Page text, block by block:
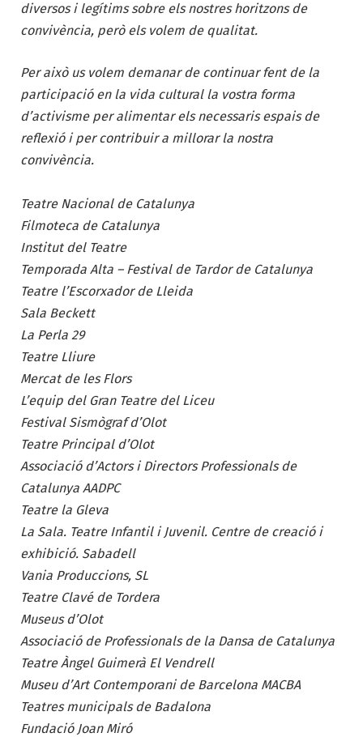
diversos i legítims sobre els nostres horitzons de
convivència, però els volem de qualitat.
Per això us volem demanar de continuar fent de la
participació en la vida cultural la vostra forma
d’activisme per alimentar els necessaris espais de
reflexió i per contribuir a millorar la nostra
convivència.
Teatre Nacional de Catalunya
Filmoteca de Catalunya
Institut del Teatre
Temporada Alta – Festival de Tardor de Catalunya
Teatre l’Escorxador de Lleida
Sala Beckett
La Perla 29
Teatre Lliure
Mercat de les Flors
L’equip del Gran Teatre del Liceu
Festival Sismògraf d’Olot
Teatre Principal d’Olot
Associació d’Actors i Directors Professionals de
Catalunya AADPC
Teatre la Gleva
La Sala. Teatre Infantil i Juvenil. Centre de creació i
exhibició. Sabadell
Vania Produccions, SL
Teatre Clavé de Tordera
Museus d’Olot
Associació de Professionals de la Dansa de Catalunya
Teatre Àngel Guimerà El Vendrell
Museu d’Art Contemporani de Barcelona MACBA
Teatres municipals de Badalona
Fundació Joan Miró